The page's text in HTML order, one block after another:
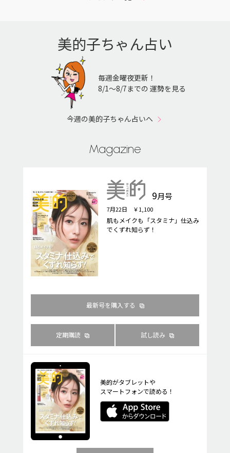
美的子ちゃん占い
毎週金曜夜更新！
8/1〜8/7までの 運勢を見る
今週の美的子ちゃん占いへ
Magazine
9月号
7月22日 ￥1,100
肌もメイクも「スタミナ」仕込み
でくずれ知らず！
最新号を購入する
定期購読 試し読み
美的がタブレットや
スマートフォンで読める！